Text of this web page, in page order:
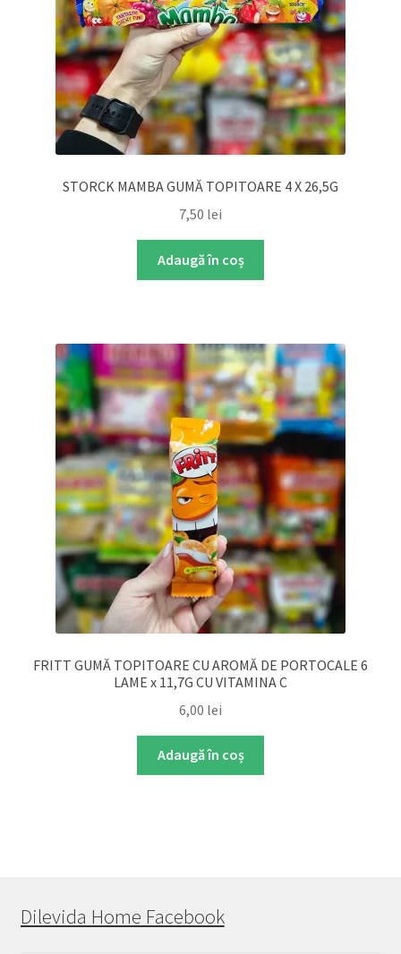
STORCK MAMBA GUMĂ TOPITOARE 4 X 26,5G
7,50 lei
Adaugă în coș
FRITT GUMĂ TOPITOARE CU AROMĂ DE PORTOCALE 6
LAME x 11,7G CU VITAMINA C
6,00 lei
Adaugă în coș
Dilevida Home Facebook